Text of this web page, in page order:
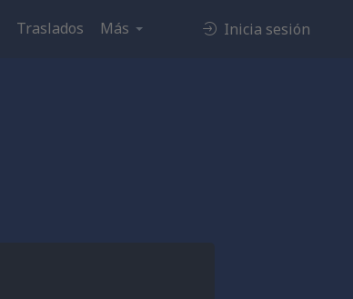
Traslados Más Inicia sesión